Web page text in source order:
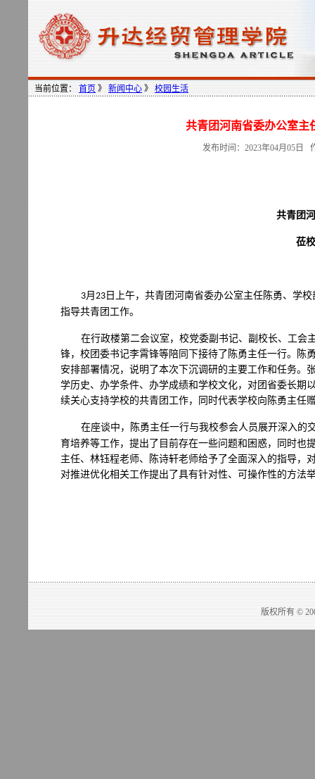
当前位置： 首页 》 新闻中心 》 校园生活
共青团河南省委办公室主
发布时间：2023年04月05
共青团
莅
3月 23 日上午，共青团河南省委办公室主任陈勇、学
指导共青团工作。
在行政楼第二会议室，校党委副书记、副校长、工会
锋，校团委书记李霄锋等陪同下接待了陈勇主任一行。陈
安排部署情况，说明了本次下沉调研的主要工作和任务。
学历史、办学条件、办学成绩和学校文化，对团省委长期
续关心支持学校的共青团工作，同时代表学校向陈勇主任
在座谈中，陈勇主任一行与我校参会人员展开深入的
育培养等工作，提出了目前存在一些问题和困惑，同时也
主任、林钰程老师、陈诗轩老师给予了全面深入的指导，
对推进优化相关工作提出了具有针对性、可操作性的方法
版权所有 ©